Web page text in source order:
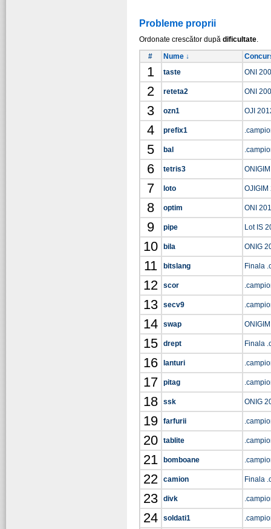
Probleme proprii
Ordonate crescător după dificultate.
#
Nume ↓
1 taste ONI
2 reteta2 ONI
3 ozn1 OJI
4 prefix1
5 bal
6 tetris3
7 loto OJIGIM
8 optim ONI
9 pipe Lot IS
10 bila ONIG
11 bitslang Finala
12 scor
13 secv9
14 swap
15 drept Finala
16 lanturi
17 pitag
18 ssk ONIG
19 farfurii
20 tablite
21 bomboane
22 camion Finala
23 divk
24 soldati1